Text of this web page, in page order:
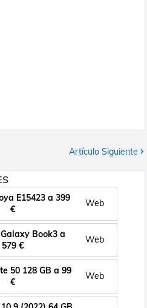
Artículo Siguiente
E15423 a 399
€
Web
Book3 a
579 €
Web
50 128 GB a 99
€
Web